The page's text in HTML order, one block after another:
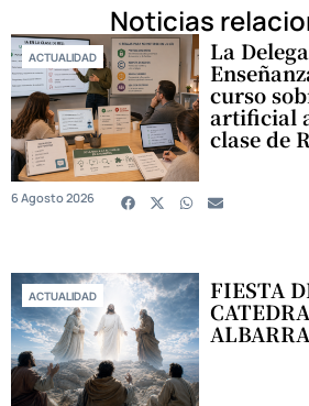
Noticias
ACTUALIDAD La
curso
artificial
clase de
6 Agosto 2026
ACTUALIDAD FIESTA